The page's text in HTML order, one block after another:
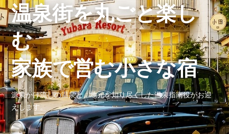
温泉街を丸ごと楽し
む
家族で営む小さな宿
源泉かけ流しの温泉と、地元を知り尽くした温泉指南役がお迎
えします。